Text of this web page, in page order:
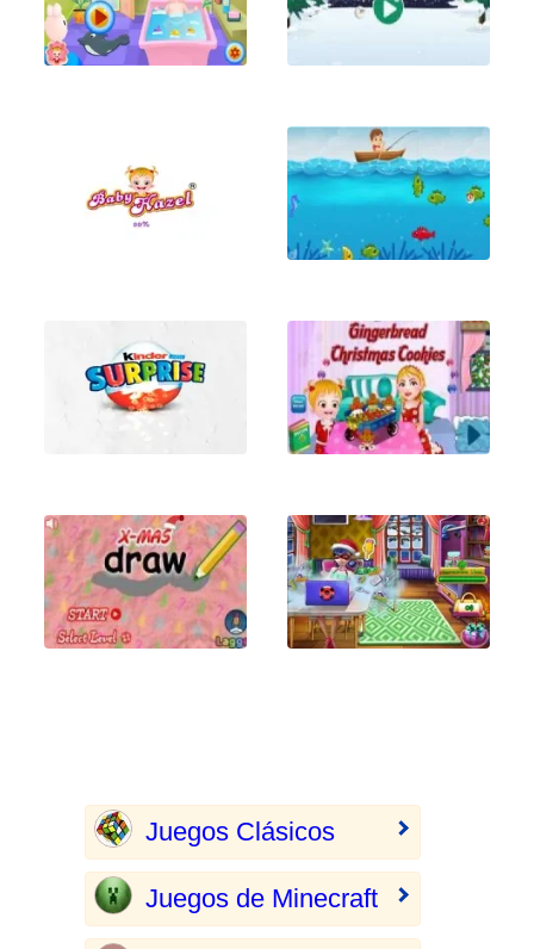
Juegos Clásicos
Juegos de Minecraft